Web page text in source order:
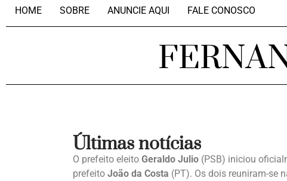
HOME SOBRE ANUNCIE AQUI FALE CONOSCO
Últimas notícias
O prefeito eleito Geraldo Julio (PSB) iniciou
prefeito João da Costa (PT). Os dois reuniram-se